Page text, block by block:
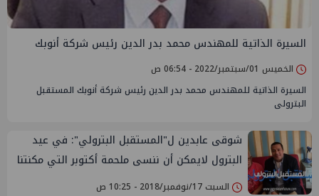
السيرة الذاتية للمهندس محمد بدر الدين رئيس شركة أنوبك
الخميس 01/سبتمبر/2022 - 06:54 ص
السيرة الذاتية للمهندس محمد بدر الدين رئيس شركة أنوبك المستقبل
البترولى
شوقى عابدين ل"المستقبل البترولي": في عيد
البترول لايمكن أن ننسى ملحمة أكتوبر التي مكنتنا
من استرداد الحقول
السبت 17/نوفمبر/2018 - 10:25 ص